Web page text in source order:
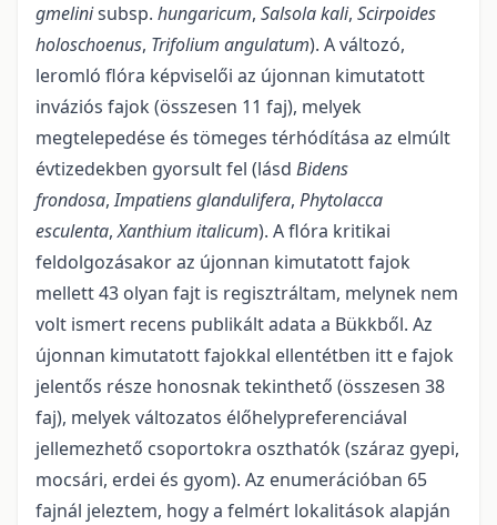
gmelinisubsp. hungaricum, Salsola kali, Scirpoides
holoschoenus, Trifolium angulatum). A változó,
leromló flóra képviselői az újonnan kimutatott
inváziós fajok (összesen 11 faj), melyek
megtelepedése és tömeges térhódítása az elmúlt
évtizedekben gyorsult fel (lásd Bidens
frondosa,Impatiens glandulifera, Phytolacca
esculenta,Xanthium italicum). A flóra kritikai
feldolgozásakor az újonnan kimutatott fajok
mellett 43 olyan fajt is regisztráltam, melynek nem
volt ismert recens publikált adata a Bükkből. Az
újonnan kimutatott fajokkal ellentétben itt e fajok
jelentős része honosnak tekinthető (összesen 38
faj), melyek változatos élőhelypreferenciával
jellemezhető csoportokra oszthatók (száraz gyepi,
mocsári, erdei és gyom). Az enumerációban 65
fajnál jeleztem, hogy a felmért lokalitások alapján